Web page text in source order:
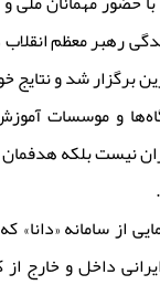
رهبر معظم
برگزار شد و
نیست بلکه
از سامانه
داخل و خارج